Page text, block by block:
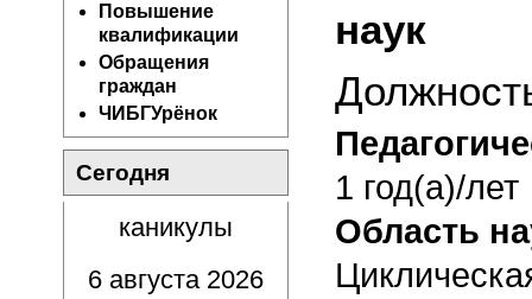
Повышение
квалификации
Обращения
граждан
ЧИБГУрёнок
Сегодня
каникулы
6 августа 2026
наук
1 год(а)/лет
Область